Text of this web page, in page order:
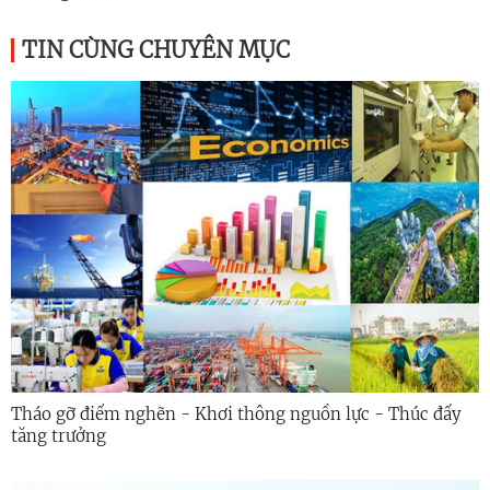
TIN CÙNG CHUYÊN MỤC
Tháo gỡ điểm nghẽn - Khơi thông nguồn lực - Thúc đẩy
tăng trưởng